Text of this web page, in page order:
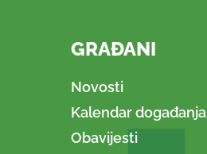
GRAĐANI
Novosti
Kalendar događanja
Obavijesti